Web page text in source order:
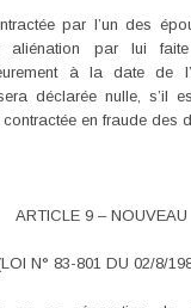
par l’un des
aliénation par lui
à la date de
déclarée nulle, s’il
en fraude des
ARTICLE 9 – NOUVEAU
N° 83-801 DU 02/8/